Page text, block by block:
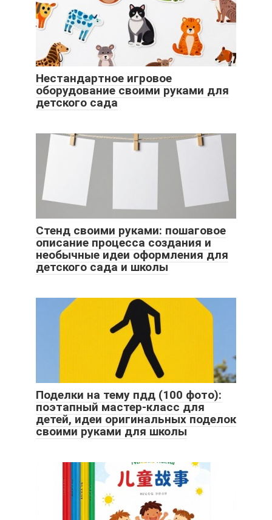
Нестандартное игровое
оборудование своими руками для
детского сада
Стенд своими руками: пошаговое
описание процесса создания и
необычные идеи оформления для
детского сада и школы
Поделки на тему пдд (100 фото):
поэтапный мастер-класс для
детей, идеи оригинальных поделок
своими руками для школы